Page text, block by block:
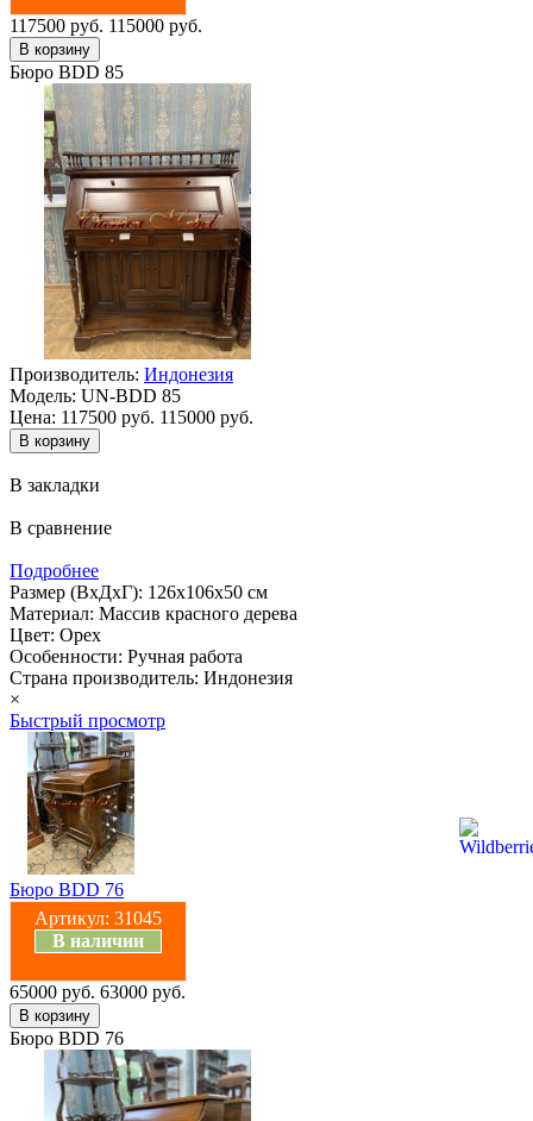
117500 руб. 115000 руб.
Бюро BDD 85
Производитель: Индонезия
Модель: UN-BDD 85
Цена: 117500 руб. 115000 руб.
В закладки
В сравнение
Подробнее
Размер (ВхДхГ): 126х106х50 см
Материал: Массив красного дерева
Цвет: Орех
Особенности: Ручная работа
Страна производитель: Индонезия
×
Быстрый просмотр
Бюро BDD 76
Артикул: 31045
В наличии
65000 руб. 63000 руб.
Бюро BDD 76